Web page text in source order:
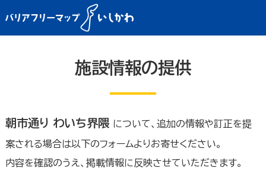
施設情報の提供
朝市通り わいち界隈 について、追加の情報や訂正を提
案される場合は以下のフォームよりお寄せください。
内容を確認のうえ、掲載情報に反映させていただきます。